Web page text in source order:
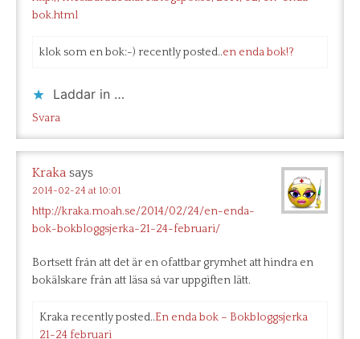
bok.html
klok som en bok:-) recently posted..en enda bok!?
Laddar in …
Svara
Kraka says
2014-02-24 at 10:01
http://kraka.moah.se/2014/02/24/en-enda-
bok-bokbloggsjerka-21-24-februari/
Bortsett från att det är en ofattbar grymhet att hindra en
bokälskare från att läsa så var uppgiften lätt.
Kraka recently posted..En enda bok – Bokbloggsjerka
21-24 februari